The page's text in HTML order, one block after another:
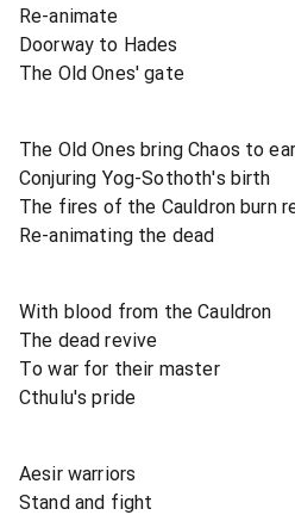
Re-animate
Doorway to Hades
The Old Ones' gate
The Old Ones bring Chaos to
Conjuring Yog-Sothoth's birth
The fires of the Cauldron burn
Re-animating the dead
With blood from the Cauldron
The dead revive
To war for their master
Cthulu's pride
Aesir warriors
Stand and fight